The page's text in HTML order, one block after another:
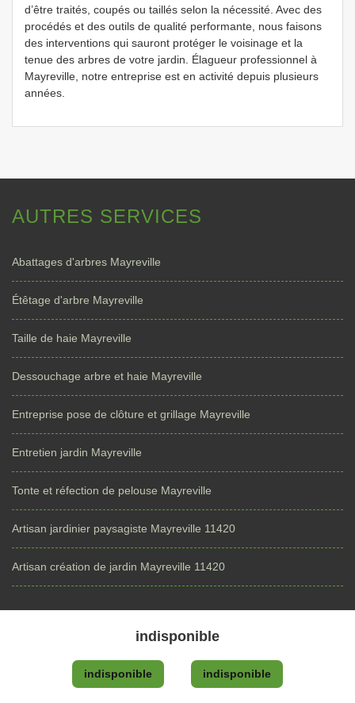
d’être traités, coupés ou taillés selon la nécessité. Avec des
procédés et des outils de qualité performante, nous faisons
des interventions qui sauront protéger le voisinage et la
tenue des arbres de votre jardin. Élagueur professionnel à
Mayreville, notre entreprise est en activité depuis plusieurs
années.
AUTRES SERVICES
Abattages d'arbres Mayreville
Étêtage d'arbre Mayreville
Taille de haie Mayreville
Dessouchage arbre et haie Mayreville
Entreprise pose de clôture et grillage Mayreville
Entretien jardin Mayreville
Tonte et réfection de pelouse Mayreville
Artisan jardinier paysagiste Mayreville 11420
Artisan création de jardin Mayreville 11420
indisponible
indisponible indisponible